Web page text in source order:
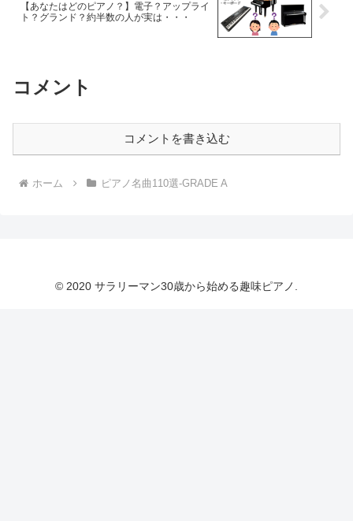
【あなたはどのピアノ？】電子？アップライ
ト？グランド？約半数の人が実は・・・
コメント
コメントを書き込む
ホーム ピアノ名曲110選-GRADE A
© 2020 サラリーマン30歳から始める趣味ピアノ.